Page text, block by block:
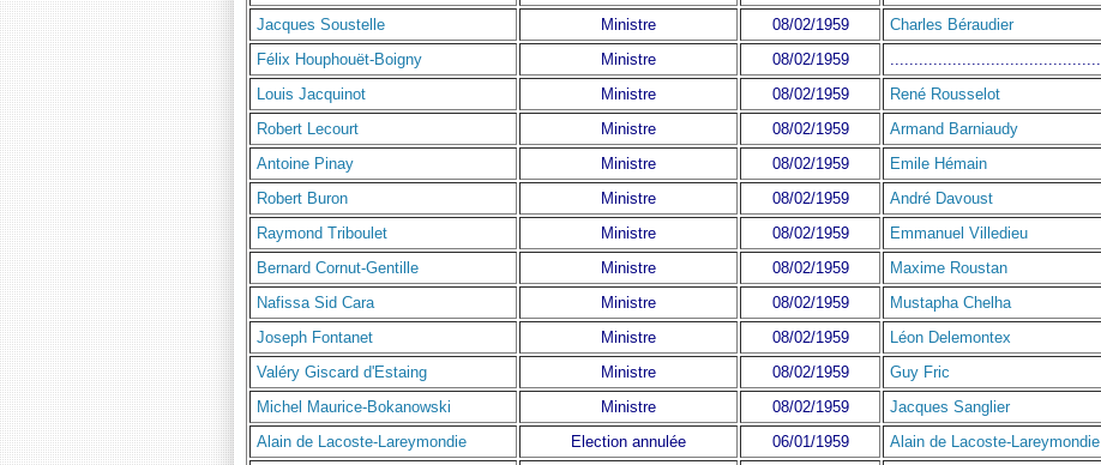
Jacques Soustelle Ministre 08/02/1959 Charles Béraudier
Félix Houphouët-Boigny
Ministre 08/02/1959
Louis Jacquinot
Ministre 08/02/1959 René Rousselot
Robert Lecourt
Ministre 08/02/1959 Armand Barniaudy
Antoine Pinay
Ministre 08/02/1959 Emile Hémain
Robert Buron
Ministre 08/02/1959 André Davoust
Raymond Triboulet
Ministre 08/02/1959 Emmanuel Villedieu
Bernard Cornut-Gentille
Ministre 08/02/1959 Maxime Roustan
Nafissa Sid Cara
Ministre 08/02/1959 Mustapha Chelha
Joseph Fontanet
Ministre 08/02/1959 Léon Delemontex
Valéry Giscard d'Estaing
Ministre 08/02/1959 Guy Fric
Michel Maurice-Bokanowski
Ministre 08/02/1959 Jacques Sanglier
Alain de Lacoste-Lareymondie
Election annulée 06/01/1959 Alain de Lacoste-Lareymondie